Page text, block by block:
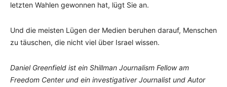
letzten Wahlen gewonnen hat, lügt Sie an.
Und die meisten Lügen der Medien beruhen darauf, Menschen
zu täuschen, die nicht viel über Israel wissen.
Daniel Greenfield ist ein Shillman Journalism Fellow am
Freedom Center und ein investigativer Journalist und Autor